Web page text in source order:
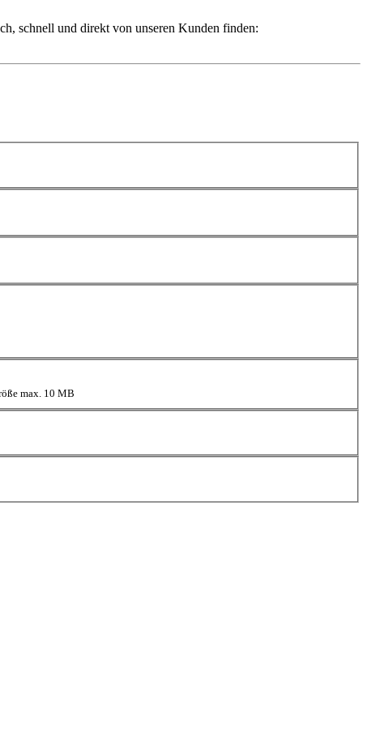
schnell und direkt von unseren Kunden finden:
max. 10 MB